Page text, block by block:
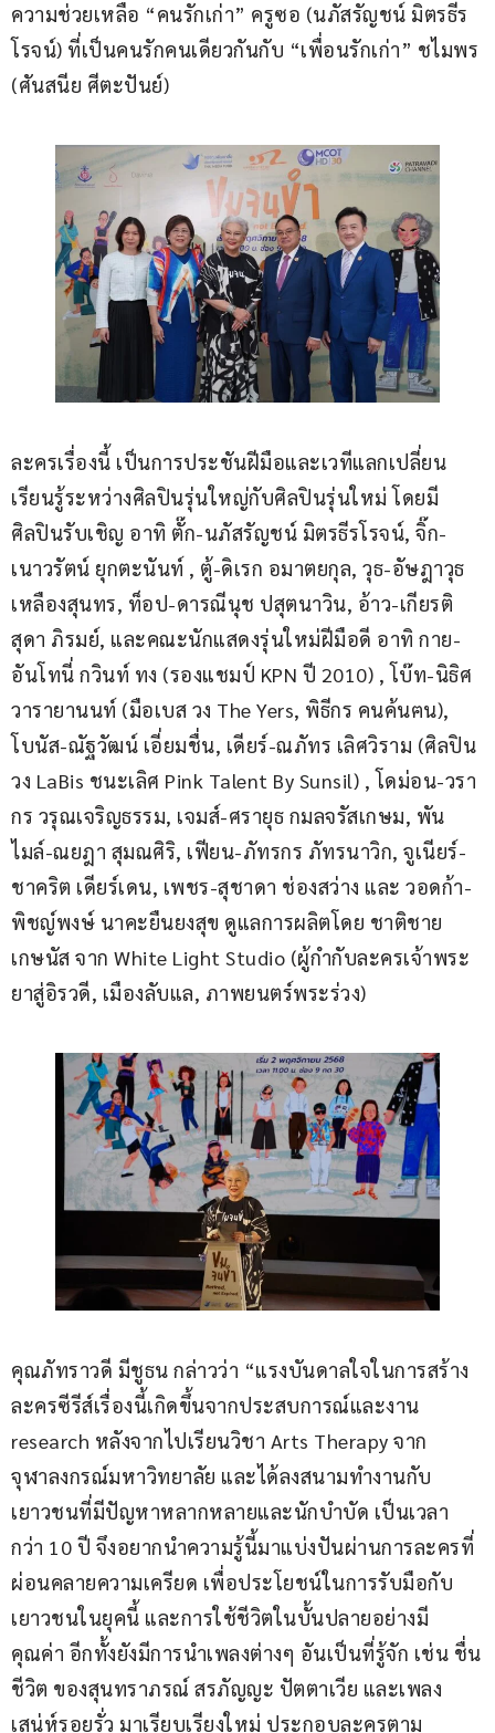
ความช่วยเหลือ “คนรักเก่า” ครูซอ (นภัสรัญชน์ มิตรธีร
โรจน์) ที่เป็นคนรักคนเดียวกันกับ “เพื่อนรักเก่า” ชไมพร
(ศันสนีย ศีตะปันย์)
ละครเรื่องนี้ เป็นการประชันฝีมือและเวทีแลกเปลี่ยน
เรียนรู้ระหว่างศิลปินรุ่นใหญ่กับศิลปินรุ่นใหม่ โดยมี
ศิลปินรับเชิญ อาทิ ตั๊ก-นภัสรัญชน์ มิตรธีรโรจน์, จิ๊ก-
เนาวรัตน์ ยุกตะนันท์ , ตู้-ดิเรก อมาตยกุล, วุธ-อัษฎาวุธ
เหลืองสุนทร, ท็อป-ดารณีนุช ปสุตนาวิน, อ้าว-เกียรติ
สุดา ภิรมย์, และคณะนักแสดงรุ่นใหม่ฝีมือดี อาทิ กาย-
อันโทนี่ กวินท์ ทง (รองแชมป์ KPN ปี 2010) , โบ๊ท-นิธิศ
วารายานนท์ (มือเบส วง The Yers, พิธีกร คนค้นฅน),
โบนัส-ณัฐวัฒน์ เอี่ยมชื่น, เดียร์-ณภัทร เลิศวิราม (ศิลปิน
วง LaBis ชนะเลิศ Pink Talent By Sunsil) , โดม่อน-วรา
กร วรุณเจริญธรรม, เจมส์-ศรายุธ กมลจรัสเกษม, พัน
ไมล์-ณยฎา สุมณศิริ, เฟียน-ภัทรกร ภัทรนาวิก, จูเนียร์-
ชาคริต เดียร์เดน, เพชร-สุชาดา ช่องสว่าง และ วอดก้า-
พิชญ์พงษ์ นาคะยืนยงสุข ดูแลการผลิตโดย ชาติชาย
เกษนัส จาก White Light Studio (ผู้กำกับละครเจ้าพระ
ยาสู่อิรวดี, เมืองลับแล, ภาพยนตร์พระร่วง)
คุณภัทราวดี มีชูธน กล่าวว่า “แรงบันดาลใจในการสร้าง
ละครซีรีส์เรื่องนี้เกิดขึ้นจากประสบการณ์และงาน
research หลังจากไปเรียนวิชา Arts Therapy จาก
จุฬาลงกรณ์มหาวิทยาลัย และได้ลงสนามทำงานกับ
เยาวชนที่มีปัญหาหลากหลายและนักบำบัด เป็นเวลา
กว่า 10 ปี จึงอยากนำความรู้นี้มาแบ่งปันผ่านการละครที่
ผ่อนคลายความเครียด เพื่อประโยชน์ในการรับมือกับ
เยาวชนในยุคนี้ และการใช้ชีวิตในบั้นปลายอย่างมี
คุณค่า อีกทั้งยังมีการนำเพลงต่างๆ อันเป็นที่รู้จัก เช่น ชื่น
ชีวิต ของสุนทราภรณ์ สรภัญญะ ปัตตาเวีย และเพลง
เสน่ห์รอยรั่ว มาเรียบเรียงใหม่ ประกอบละครตาม